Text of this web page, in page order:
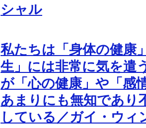
シャル
私たちは「身体の健康
生」には非常に気を遣
が「心の健康」や「感
あまりにも無知であり
している／ガイ・ウィ